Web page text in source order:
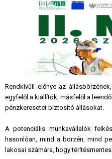
Rendkívüli előnye az
egyfelől a kiállítók, másfelől a
pénzkeresetet biztosító állásokat.
A potenciális munkavállalók
hasonlóan, mind a börzén, mind
lakosai számára, hogy